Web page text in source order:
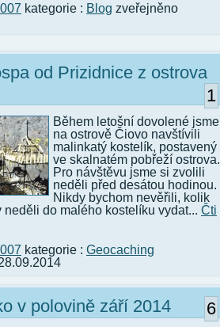
kategorie : Blog zveřejněno
od Prizidnice z ostrova
1
Během letošní dovolené jsme
na ostrově Čiovo navštívili
malinkatý kostelík, postavený
ve skalnatém pobřeží ostrova.
Pro návštěvu jsme si zvolili
neděli před desátou hodinou.
Nikdy bychom nevěřili, kolik
neděli do malého kostelíku vydat... Čti
kategorie : Geocaching
v polovině září 2014 6